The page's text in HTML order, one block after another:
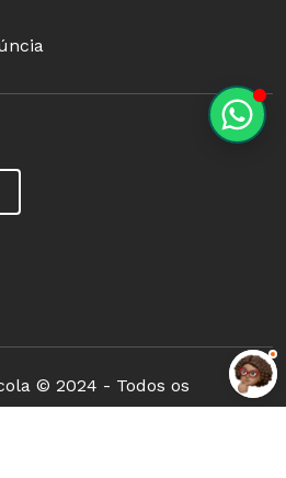
© 2024 - Todos os